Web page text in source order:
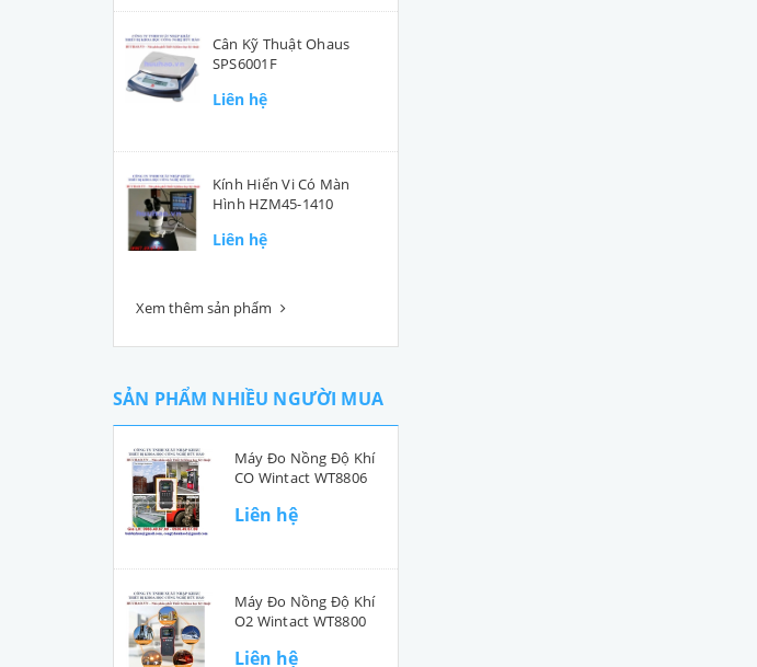
Cân Kỹ Thuật Ohaus
SPS6001F
Liên hệ
Kính Hiển Vi Có Màn
Hình HZM45-1410
Liên hệ
Xem thêm sản phẩm
SẢN PHẨM NHIỀU NGƯỜI MUA
Máy Đo Nồng Độ Khí
CO Wintact WT8806
Liên hệ
Máy Đo Nồng Độ Khí
O2 Wintact WT8800
Liên hệ